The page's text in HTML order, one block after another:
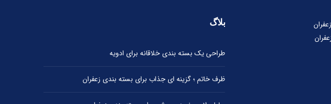
بلاگ
طراحی یک بسته بندی خلاقانه برای ادویه
ظرف خاتم ؛ گزینه ای جذاب برای بسته بندی زعفران